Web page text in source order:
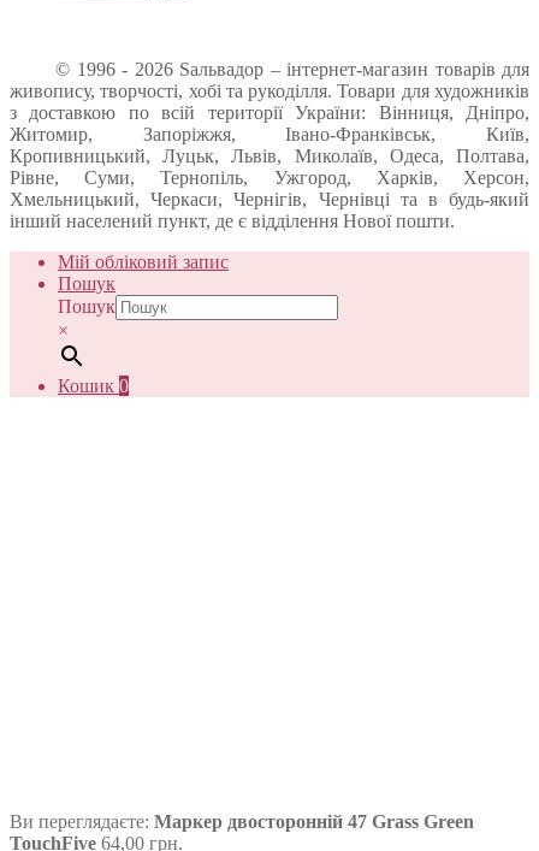
© 1996 - 2026 Sальвадор – інтернет-магазин товарів для
живопису, творчості, хобі та рукоділля. Товари для художників
з доставкою по всій території України: Вінниця, Дніпро,
Житомир, Запоріжжя, Івано-Франківськ, Київ,
Кропивницький, Луцьк, Львів, Миколаїв, Одеса, Полтава,
Рівне, Суми, Тернопіль, Ужгород, Харків, Херсон,
Хмельницький, Черкаси, Чернігів, Чернівці та в будь-який
інший населений пункт, де є відділення Нової пошти.
Мій обліковий запис
Пошук
Пошук
×
Кошик 0
Ви переглядаєте: Маркер двосторонній 47 Grass Green
TouchFive 64,00 грн.